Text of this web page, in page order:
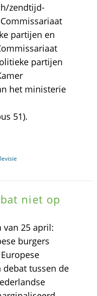
zendtijd-
partijen en
partijen
het ministerie
51).
niet op
van 25 april:
burgers
debat tussen de